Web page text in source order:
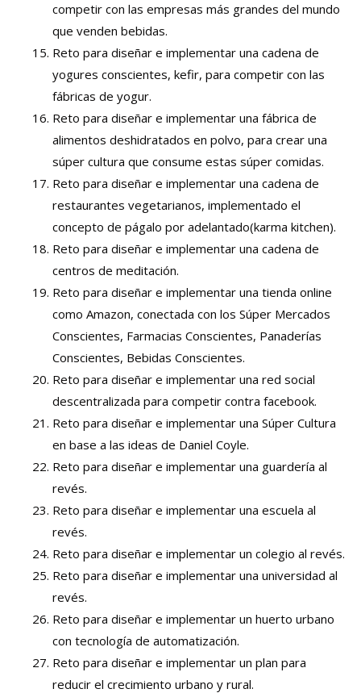
competir con las empresas más grandes del mundo
que venden bebidas.
Reto para diseñar e implementar una cadena de
yogures conscientes, kefir, para competir con las
fábricas de yogur.
Reto para diseñar e implementar una fábrica de
alimentos deshidratados en polvo, para crear una
súper cultura que consume estas súper comidas.
Reto para diseñar e implementar una cadena de
restaurantes vegetarianos, implementado el
concepto de págalo por adelantado(karma kitchen).
Reto para diseñar e implementar una cadena de
centros de meditación.
Reto para diseñar e implementar una tienda online
como Amazon, conectada con los Súper Mercados
Conscientes, Farmacias Conscientes, Panaderías
Conscientes, Bebidas Conscientes.
Reto para diseñar e implementar una red social
descentralizada para competir contra facebook.
Reto para diseñar e implementar una Súper Cultura
en base a las ideas de Daniel Coyle.
Reto para diseñar e implementar una guardería al
revés.
Reto para diseñar e implementar una escuela al
revés.
Reto para diseñar e implementar un colegio al revés.
Reto para diseñar e implementar una universidad al
revés.
Reto para diseñar e implementar un huerto urbano
con tecnología de automatización.
Reto para diseñar e implementar un plan para
reducir el crecimiento urbano y rural.